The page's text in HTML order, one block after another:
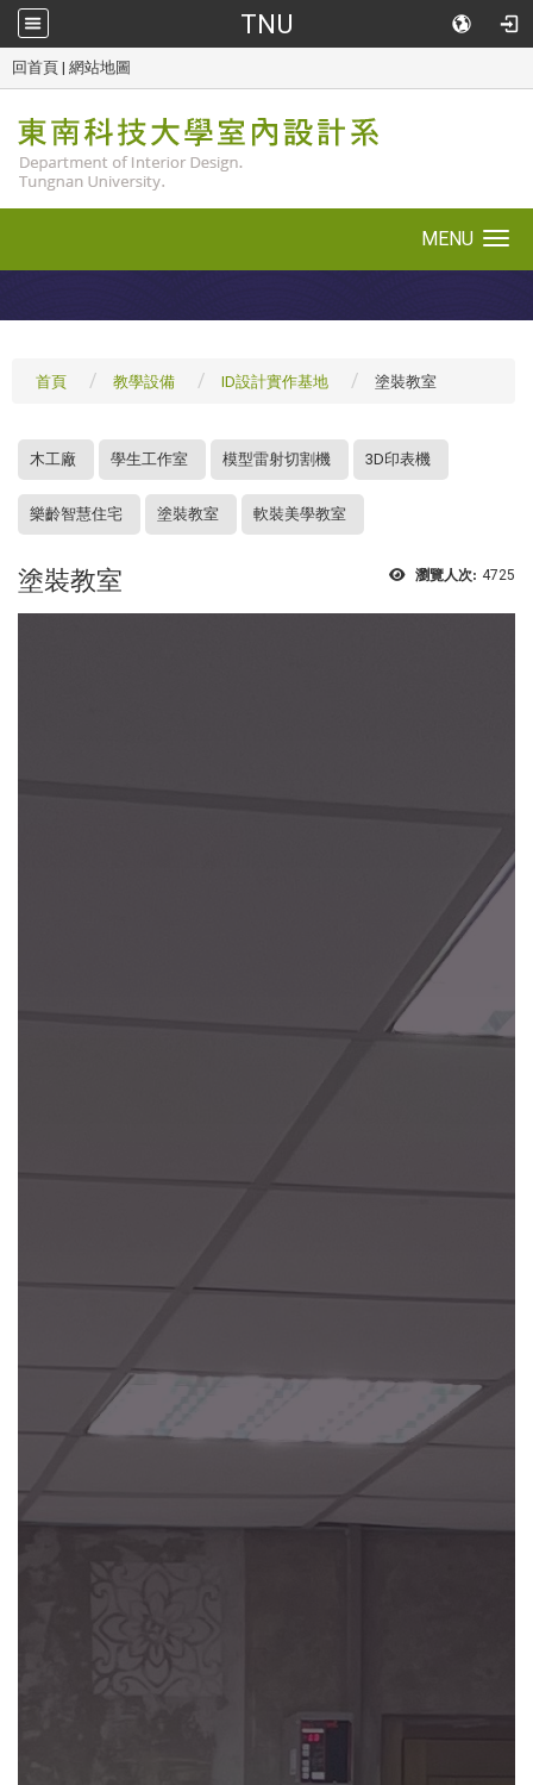
TNU
回首頁 | 網站地圖
MENU
首頁 教學設備 ID設計實作基地 塗裝教室
木工廠 學生工作室 模型雷射切割機 3D印表機
樂齡智慧住宅 塗裝教室 軟裝美學教室
瀏覽人次: 4725
塗裝教室